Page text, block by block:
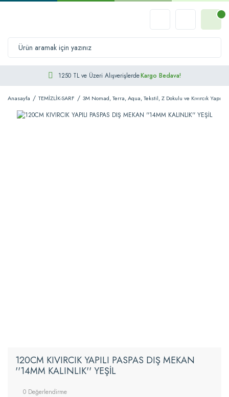
1250 TL ve Üzeri AlışverişlerdeKargo Bedava!
Anasayfa TEMİZLİK-SARF 3M Nomad, Terra, Aqua, Tekstil, Z Dokulu ve Kıvırcık Yapılı
120CM KIVIRCIK YAPILI PASPAS DIŞ MEKAN
''14MM KALINLIK'' YEŞİL
0 Değerlendirme